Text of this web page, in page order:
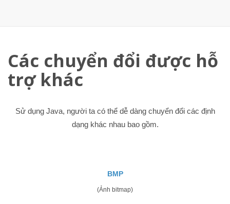
Các chuyển đổi được hỗ
trợ khác
Sử dụng Java, người ta có thể dễ dàng chuyển đổi các định
dạng khác nhau bao gồm.
BMP
(Ảnh bitmap)